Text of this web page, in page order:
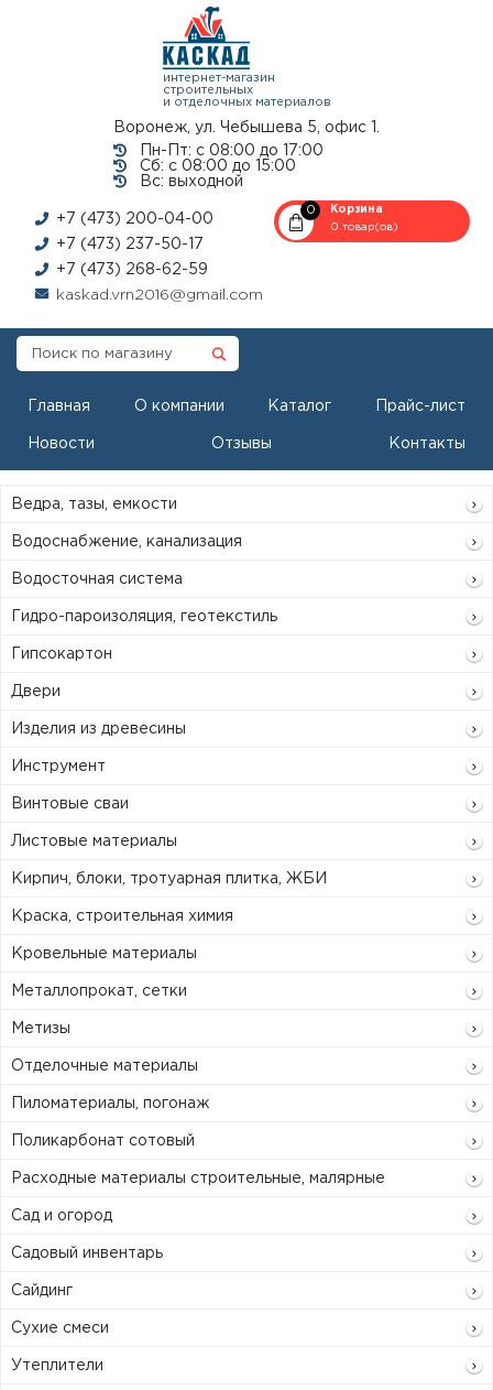
интернет-магазин
строительных
и отделочных материалов
Воронеж, ул. Чебышева 5, офис 1.
Пн-Пт: с 08:00 до 17:00
Сб: с 08:00 до 15:00
Вс: выходной
+7 (473) 200-04-00
+7 (473) 237-50-17
+7 (473) 268-62-59
kaskad.vrn2016@gmail.com
0
Корзина
0 товар(ов)
Главная О компании Каталог Прайс-лист
Новости Отзывы Контакты
Ведра, тазы, емкости
Водоснабжение, канализация
Водосточная система
Гидро-пароизоляция, геотекстиль
Гипсокартон
Двери
Изделия из древесины
Инструмент
Винтовые сваи
Листовые материалы
Кирпич, блоки, тротуарная плитка, ЖБИ
Краска, строительная химия
Кровельные материалы
Металлопрокат, сетки
Метизы
Отделочные материалы
Пиломатериалы, погонаж
Поликарбонат сотовый
Расходные материалы строительные, малярные
Сад и огород
Садовый инвентарь
Сайдинг
Сухие смеси
Утеплители